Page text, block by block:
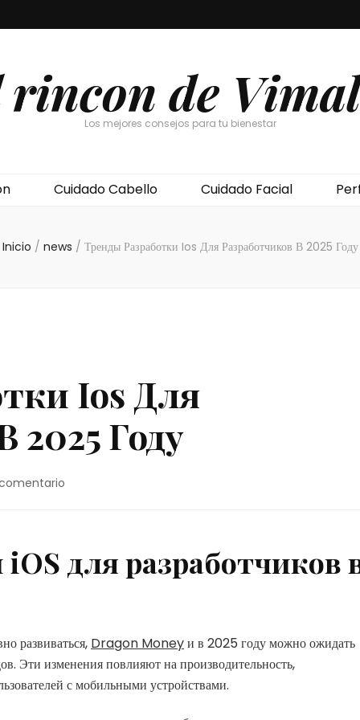
rincon de
Los mejores consejos para tu bienestar
Cuidado Cabello Cuidado Facial
Inicio / news / Тренды Разработки Ios Для Разработчиков В 2025 Году
Ios Для
2025 Году
Разработчиков
В
для разработчиков
развиваться, Dragon Moneyи в 2025 году можно ожидать
Эти изменения повлияют на производительность,
с мобильными устройствами.